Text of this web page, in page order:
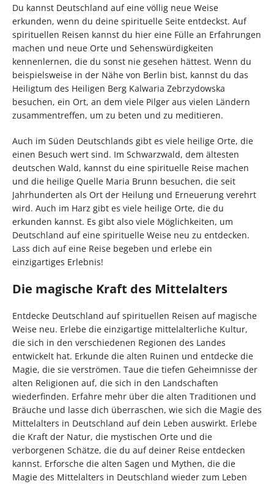
Du kannst Deutschland auf eine völlig neue Weise
erkunden, wenn du deine spirituelle Seite entdeckst. Auf
spirituellen Reisen kannst du hier eine Fülle an Erfahrungen
machen und neue Orte und Sehenswürdigkeiten
kennenlernen, die du sonst nie gesehen hättest. Wenn du
beispielsweise in der Nähe von Berlin bist, kannst du das
Heiligtum des Heiligen Berg Kalwaria Zebrzydowska
besuchen, ein Ort, an dem viele Pilger aus vielen Ländern
zusammentreffen, um zu beten und zu meditieren.
Auch im Süden Deutschlands gibt es viele heilige Orte, die
einen Besuch wert sind. Im Schwarzwald, dem ältesten
deutschen Wald, kannst du eine spirituelle Reise machen
und die heilige Quelle Maria Brunn besuchen, die seit
Jahrhunderten als Ort der Heilung und Erneuerung verehrt
wird. Auch im Harz gibt es viele heilige Orte, die du
erkunden kannst. Es gibt also viele Möglichkeiten, um
Deutschland auf eine spirituelle Weise neu zu entdecken.
Lass dich auf eine Reise begeben und erlebe ein
einzigartiges Erlebnis!
Die magische Kraft des Mittelalters
Entdecke Deutschland auf spirituellen Reisen auf magische
Weise neu. Erlebe die einzigartige mittelalterliche Kultur,
die sich in den verschiedenen Regionen des Landes
entwickelt hat. Erkunde die alten Ruinen und entdecke die
Magie, die sie verströmen. Taue die tiefen Geheimnisse der
alten Religionen auf, die sich in den Landschaften
wiederfinden. Erfahre mehr über die alten Traditionen und
Bräuche und lasse dich überraschen, wie sich die Magie des
Mittelalters in Deutschland auf dein Leben auswirkt. Erlebe
die Kraft der Natur, die mystischen Orte und die
verborgenen Schätze, die du auf deiner Reise entdecken
kannst. Erforsche die alten Sagen und Mythen, die die
Magie des Mittelalters in Deutschland wieder zum Leben